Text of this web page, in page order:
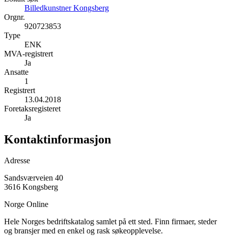
Billedkunstner Kongsberg
Orgnr.
920723853
Type
ENK
MVA-registrert
Ja
Ansatte
1
Registrert
13.04.2018
Foretaksregisteret
Ja
Kontaktinformasjon
Adresse
Sandsværveien 40
3616 Kongsberg
Norge Online
Hele Norges bedriftskatalog samlet på ett sted. Finn firmaer, steder
og bransjer med en enkel og rask søkeopplevelse.